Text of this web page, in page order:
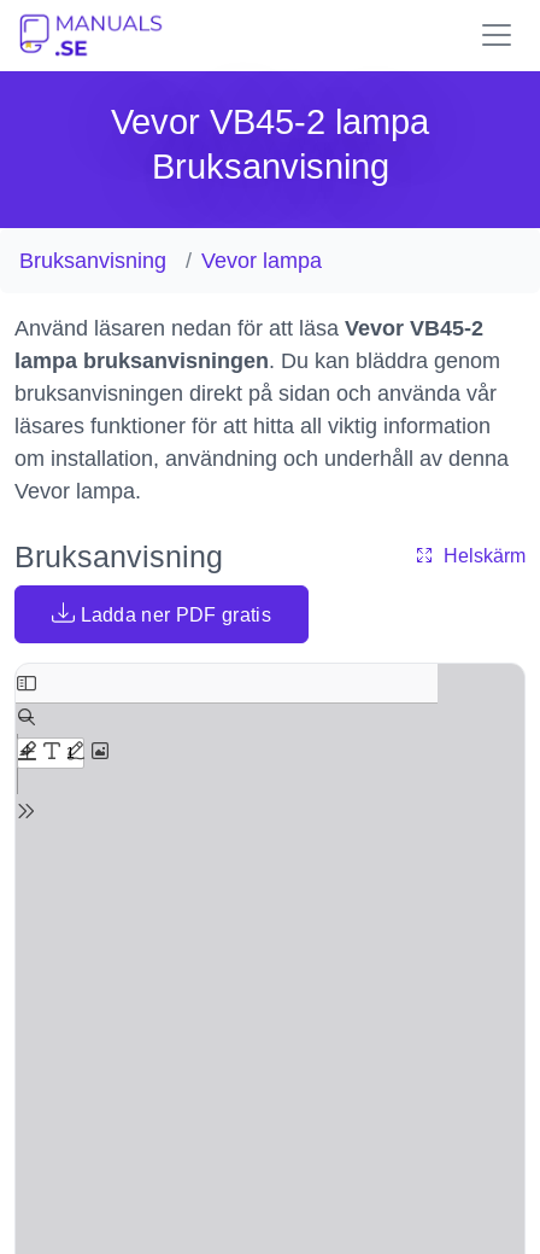
Vevor VB45-2 lampa
Bruksanvisning
Bruksanvisning Vevor lampa
Använd läsaren nedan för att läsa Vevor VB45-2
lampa bruksanvisningen. Du kan bläddra genom
bruksanvisningen direkt på sidan och använda vår
läsares funktioner för att hitta all viktig information
om installation, användning och underhåll av denna
Vevor lampa.
Bruksanvisning Helskärm
Ladda ner PDF gratis